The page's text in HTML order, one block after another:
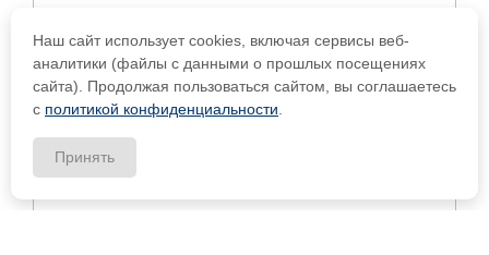
Наш сайт использует cookies, включая сервисы веб-
аналитики (файлы с данными о прошлых посещениях
сайта). Продолжая пользоваться сайтом, вы соглашаетесь
с политикой конфиденциальности
Принять